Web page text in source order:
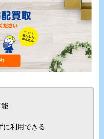
能
に利用できる